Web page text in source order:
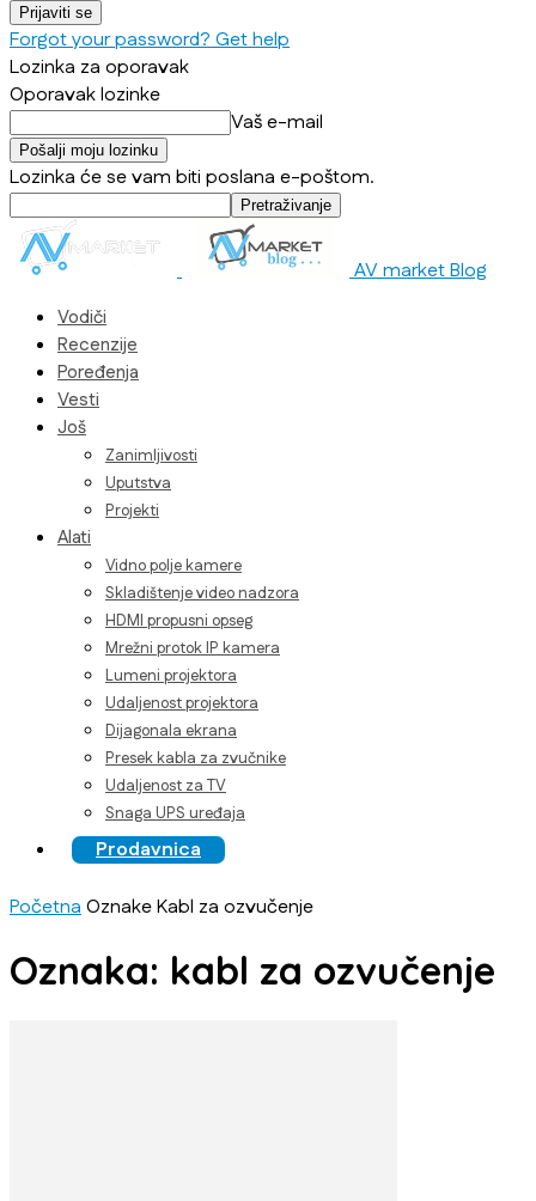
Forgot your password? Get help
Lozinka za oporavak
Oporavak lozinke
Vaš e-mail
Lozinka će se vam biti poslana e-poštom.
AV market Blog
Vodiči
Recenzije
Poređenja
Vesti
Još
Zanimljivosti
Uputstva
Projekti
Alati
Vidno polje kamere
Skladištenje video nadzora
HDMI propusni opseg
Mrežni protok IP kamera
Lumeni projektora
Udaljenost projektora
Dijagonala ekrana
Presek kabla za zvučnike
Udaljenost za TV
Snaga UPS uređaja
Prodavnica
PočetnaOznakeKabl za ozvučenje
Oznaka: kabl za ozvučenje